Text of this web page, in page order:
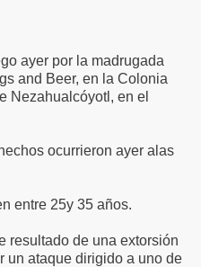
ayer por la madrugada
and Beer, en la Colonia
Nezahualcóyotl, en el
ocurrieron ayer alas
entre 25y 35 años.
resultado de una extorsión
un ataque dirigido a uno de